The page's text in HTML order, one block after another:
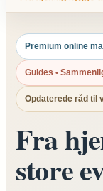
Premium online
Guides •
Opdaterede råd til
Fra
store